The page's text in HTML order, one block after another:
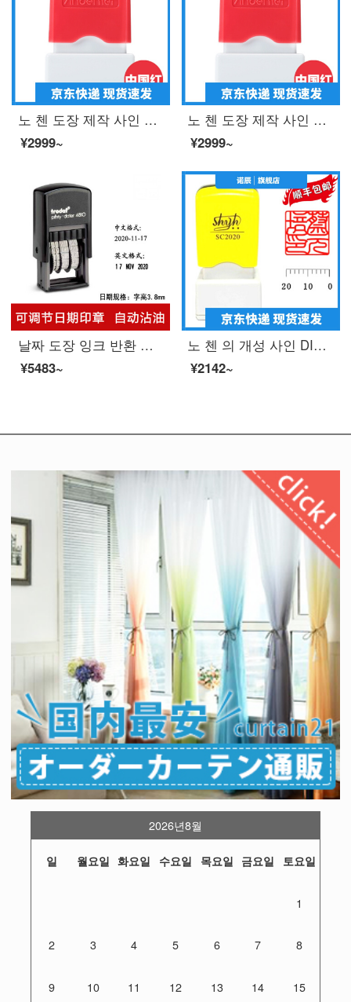
노 첸 도장 제작 사인 이름 개인 성명 도장 도장 도장 사인 간호사 개인 인장 주문 제작 편 장 은행 도장 간호사 도장 10 x30 (mm) 빨간색
¥2999~
노 첸 도장 제작 사인 이름 개인 성명 도장 도장 도장 사인 간호사 개인 인장 주문 제작 편 장 은행 도장 간호사 도장 10 x30 (mm) 빨간색
¥2999~
날짜 도장 잉크 반환 도장 도장 도장 자동 회전 코드 머 신 숫자 조절 가능 식품 생산 일자 인 스 턴 트 수 동 프린트 머 신 도장 실체 숫자 중국어 달력 배달 전용 프린트 오 일 1 개 46ml 블랙 프린트 오 일
¥5483~
노 첸 의 개성 사인 DIY 만 번 민 화 는 제 몇 년 사이 에 스 트 라 이 프 맞 춤 형 서화 장서 도장 사인 사인 사각형 20 * 20mm 개인 이름 사인 날인 제작
¥2142~
2026년8월
일 월요일 화요일 수요일 목요일 금요일 토요일
1
2 3 4 5 6 7 8
9 10 11 12 13 14 15